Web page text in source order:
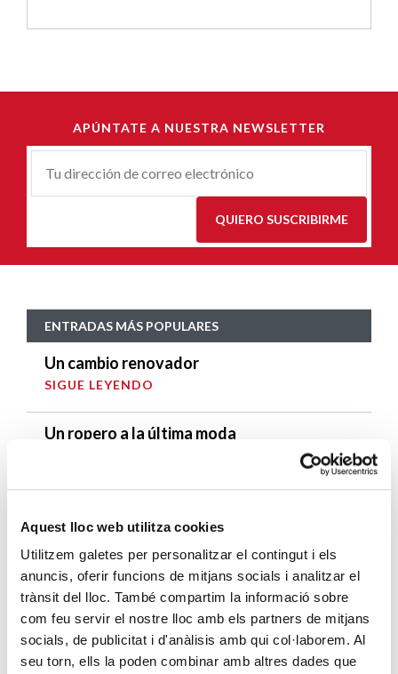
Aquest lloc web utilitza cookies
Utilitzem galetes per personalitzar el contingut i els
anuncis, oferir funcions de mitjans socials i analitzar el
trànsit del lloc. També compartim la informació sobre
com feu servir el nostre lloc amb els partners de mitjans
socials, de publicitat i d'anàlisis amb qui col·laborem. Al
seu torn, ells la poden combinar amb altres dades que
APÚNTATE A NUESTRA NEWSLETTER
Correu-
QUIERO SUSCRIBIRME
ENTRADAS MÁS POPULARES
Un cambio renovador
SIGUE LEYENDO
Un ropero a la última moda
SIGUE LEYENDO
Endulzando la vida de los más pequeños
SIGUE LEYENDO
ENTRADAS RELACIONADAS